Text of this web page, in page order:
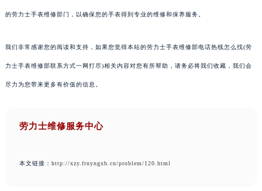
的劳力士手表维修部门，以确保您的手表得到专业的维修和保养服务。
我们非常感谢您的阅读和支持，如果您觉得本站的劳力士手表维修部电话热线怎么找(劳
力士手表维修部联系方式一网打尽)相关内容对您有所帮助，请务必将我们收藏，我们会
尽力为您带来更多有价值的信息。
劳力士维修服务中心
本文链接： http://xzy.frnyngxb.cn/problem/120.html